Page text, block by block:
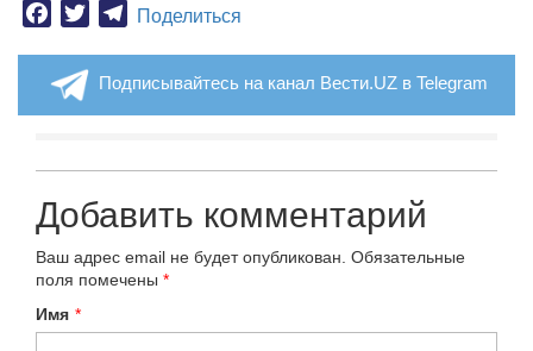
Facebook
TwitterTelegram
Поделиться
Подписывайтесь на канал Вести.UZ в Telegram
Добавить комментарий
Ваш адрес email не будет опубликован. Обязательные
поля помечены *
Имя *